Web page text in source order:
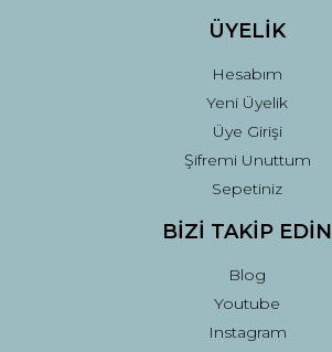
ÜYELİK
Hesabım
Yeni Üyelik
Üye Girişi
Şifremi Unuttum
Sepetiniz
BİZİ TAKİP EDİN
Blog
Youtube
Instagram